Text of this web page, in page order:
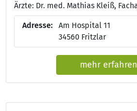
Adresse:
Am Hospital 11
34560 Fritzlar
mehr erfahren